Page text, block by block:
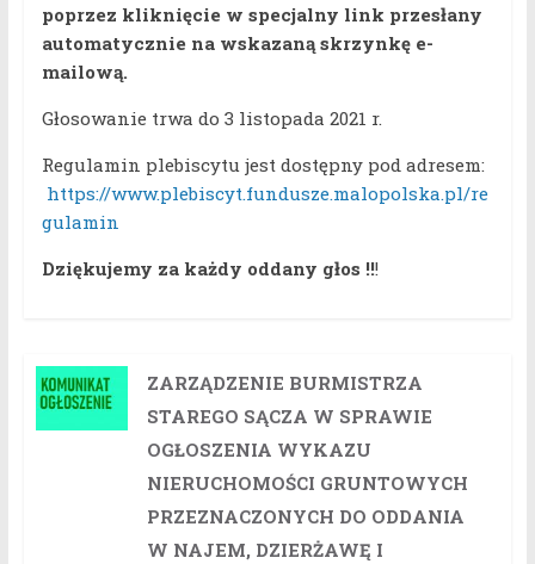
poprzez kliknięcie w specjalny link przesłany
automatycznie na wskazaną skrzynkę e-
mailową.
Głosowanie trwa do 3 listopada 2021 r.
Regulamin plebiscytu jest dostępny pod adresem:
https://www.plebiscyt.fundusze.malopolska.pl/re
gulamin
Dziękujemy za każdy oddany głos !!!
ZARZĄDZENIE BURMISTRZA
STAREGO SĄCZA W SPRAWIE
OGŁOSZENIA WYKAZU
NIERUCHOMOŚCI GRUNTOWYCH
PRZEZNACZONYCH DO ODDANIA
W NAJEM, DZIERŻAWĘ I